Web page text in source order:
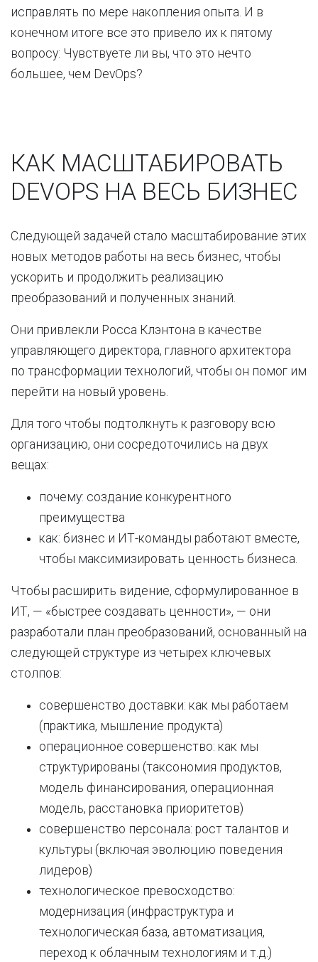
исправлять по мере накопления опыта. И в
конечном итоге все это привело их к пятому
вопросу: Чувствуете ли вы, что это нечто
большее, чем DevOps?
КАК МАСШТАБИРОВАТЬ
DEVOPS НА ВЕСЬ БИЗНЕС
Следующей задачей стало масштабирование этих
новых методов работы на весь бизнес, чтобы
ускорить и продолжить реализацию
преобразований и полученных знаний.
Они привлекли Росса Клэнтона в качестве
управляющего директора, главного архитектора
по трансформации технологий, чтобы он помог им
перейти на новый уровень.
Для того чтобы подтолкнуть к разговору всю
организацию, они сосредоточились на двух
вещах:
почему: создание конкурентного
преимущества
как: бизнес и ИТ-команды работают вместе,
чтобы максимизировать ценность бизнеса.
Чтобы расширить видение, сформулированное в
ИТ, — «быстрее создавать ценности», — они
разработали план преобразований, основанный на
следующей структуре из четырех ключевых
столпов:
совершенство доставки: как мы работаем
(практика, мышление продукта)
операционное совершенство: как мы
структурированы (таксономия продуктов,
модель финансирования, операционная
модель, расстановка приоритетов)
совершенство персонала: рост талантов и
культуры (включая эволюцию поведения
лидеров)
технологическое превосходство:
модернизация (инфраструктура и
технологическая база, автоматизация,
переход к облачным технологиям и т.д.)